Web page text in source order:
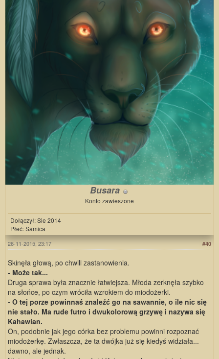
Busara
Konto zawieszone
Dołączył: Sie 2014
Płeć: Samica
#40
26-11-2015, 23:17
Skinęła głową, po chwili zastanowienia.
- Może tak...
Druga sprawa była znacznie łatwiejsza. Młoda zerknęła szybko
na słońce, po czym wróciła wzrokiem do miodożerki.
- O tej porze powinnaś znaleźć go na sawannie, o ile nic się
nie stało. Ma rude futro i dwukolorową grzywę i nazywa się
Kahawian.
On, podobnie jak jego córka bez problemu powinni rozpoznać
miodożerkę. Zwłaszcza, że ta dwójka już się kiedyś widziała...
dawno, ale jednak.